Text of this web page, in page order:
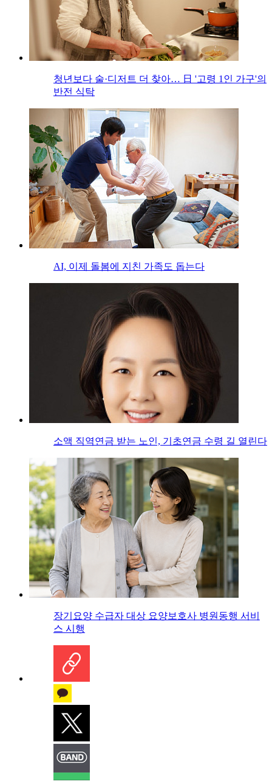
청년보다 술·디저트 더 찾아… 日 '고령 1인 가구'의
반전 식탁
AI, 이제 돌봄에 지친 가족도 돕는다
소액 직역연금 받는 노인, 기초연금 수령 길 열린다
장기요양 수급자 대상 요양보호사 병원동행 서비
스 시행